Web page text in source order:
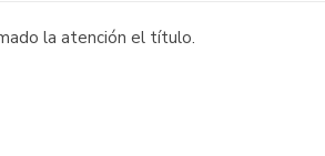
la atención el título.